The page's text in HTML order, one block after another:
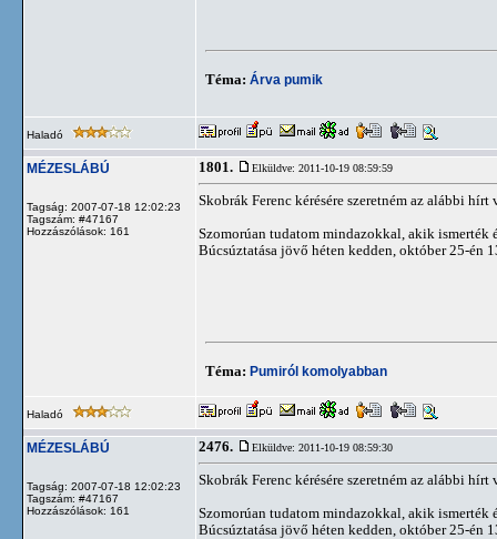
Téma: Árva pumik
Haladó
MÉZESLÁBÚ
Tagság: 2007-07-18 12:02:23
Tagszám: #47167
Hozzászólások: 161
1801. Elküldve: 2011-10-19 08:59:59
Skobrák Ferenc kérésére szeretném az alábbi
Szomorúan tudatom mindazokkal, akik
Búcsúztatása jövő héten kedden, október 25-én
Téma: Pumiról komolyabban
Haladó
MÉZESLÁBÚ
Tagság: 2007-07-18 12:02:23
Tagszám: #47167
Hozzászólások: 161
2476. Elküldve: 2011-10-19 08:59:30
Skobrák Ferenc kérésére szeretném az alábbi
Szomorúan tudatom mindazokkal, akik
Búcsúztatása jövő héten kedden, október 25-én